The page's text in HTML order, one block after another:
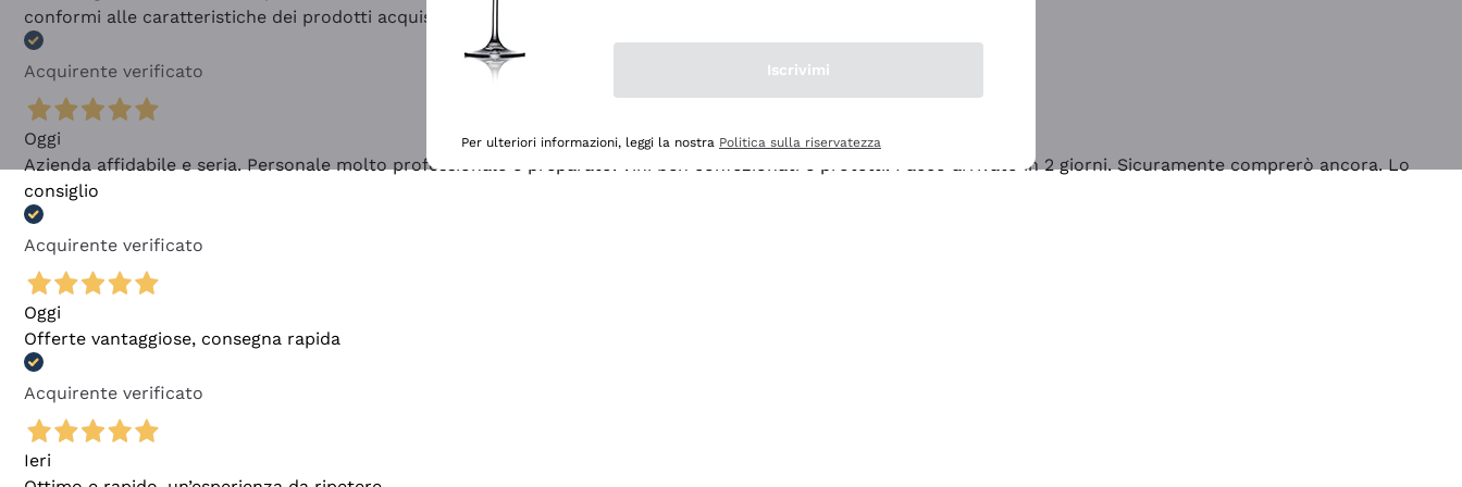
conformi alle caratteristiche dei prodotti acquistati
Acquirente verificato
Oggi
Azienda affidabile e seria. Personale molto professionale e preparato. Vini ben confezionati e protetti. Pacco arrivato in 2 giorni. Sicuramente comprerò ancora. Lo
consiglio
Acquirente verificato
Oggi
Offerte vantaggiose, consegna rapida
Acquirente verificato
Ieri
Iscrivimi
Per ulteriori informazioni, leggi la nostra Politica sulla riservatezza